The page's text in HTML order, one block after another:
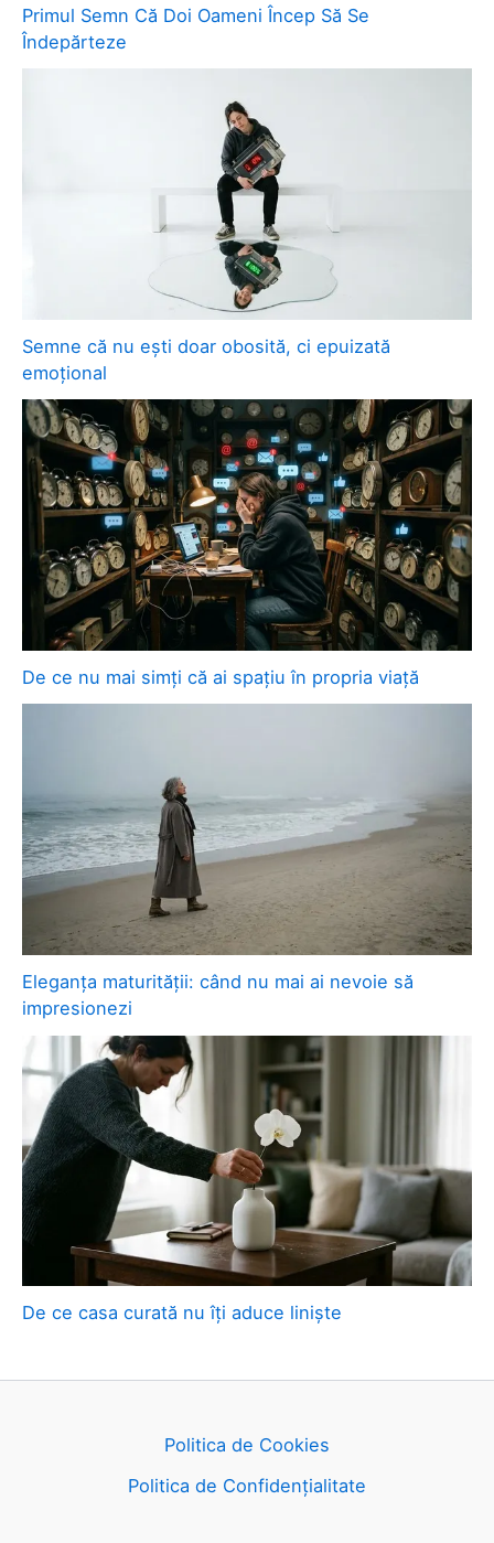
Primul Semn Că Doi Oameni Încep Să Se
Îndepărteze
Semne că nu ești doar obosită, ci epuizată
emoțional
De ce nu mai simți că ai spațiu în propria viață
Eleganța maturității: când nu mai ai nevoie să
impresionezi
De ce casa curată nu îți aduce liniște
Politica de Cookies
Politica de Confidențialitate